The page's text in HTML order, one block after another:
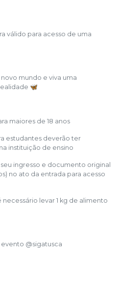
válido para acesso de uma
mundo e viva uma
🦋
maiores de 18 anos
estudantes deverão ter
instituição de ensino
ingresso e documento original
no ato da entrada para acesso
levar 1 kg de alimento
@sigatusca